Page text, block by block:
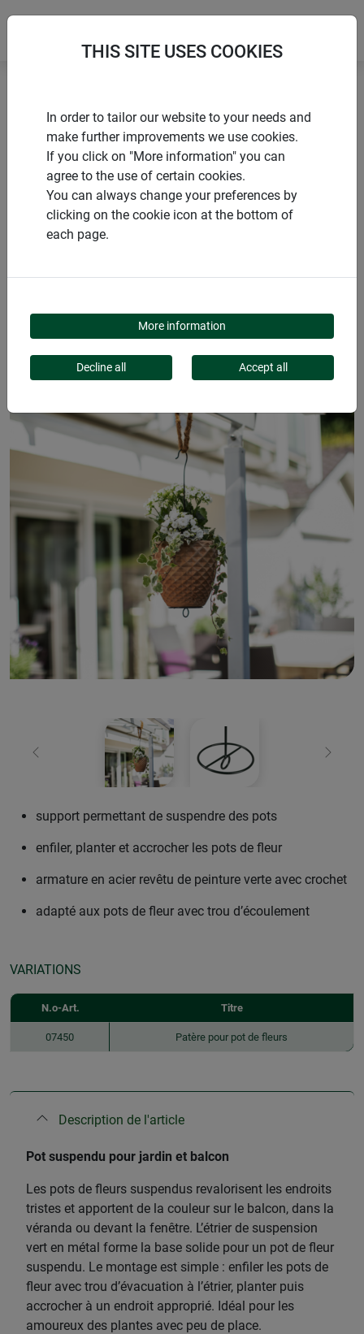
Accueil
Tuteurs pour fleurs et arbustes
Patère pour pot de fleurs
PRODUITS
PATÈRE POUR POT DE
FLEURS
retour
support permettant de suspendre des pots
enfiler, planter et accrocher les pots de fleur
armature en acier revêtu de peinture verte avec crochet
adapté aux pots de fleur avec trou d’écoulement
VARIATIONS
N.o-Art. Titre
07450 Patère pour pot de fleurs
Description de l'article
Pot suspendu pour jardin et balcon
Les pots de fleurs suspendus revalorisent les endroits
tristes et apportent de la couleur sur le balcon, dans la
véranda ou devant la fenêtre. L’étrier de suspension
vert en métal forme la base solide pour un pot de fleur
suspendu. Le montage est simple : enfiler les pots de
fleur avec trou d’évacuation à l’étrier, planter puis
accrocher à un endroit approprié. Idéal pour les
amoureux des plantes avec peu de place.
THIS SITE USES COOKIES
In order to tailor our website to your needs and
make further improvements we use cookies.
If you click on "More information" you can
agree to the use of certain cookies.
You can always change your preferences by
clicking on the cookie icon at the bottom of
each page.
More information
Decline all Accept all